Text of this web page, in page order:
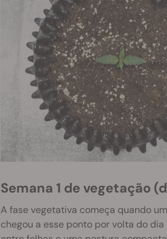
Semana 1 de vegetação
A fase vegetativa começa quando
chegou a esse ponto por volta do